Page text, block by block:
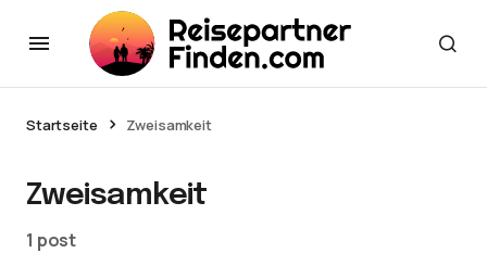
Startseite Zweisamkeit
Zweisamkeit
1 post